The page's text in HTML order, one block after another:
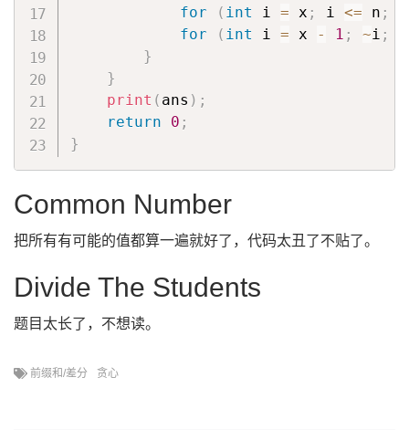
for
( int i = x ; i <= n ;
for
( int i = x - 1 ; ~i ;
}
}
print ( ans ) ;
return
0 ;
}
Common Number
把所有有可能的值都算一遍就好了，代码太丑了不贴了。
Divide The Students
题目太长了，不想读。
前缀和/差分 贪心